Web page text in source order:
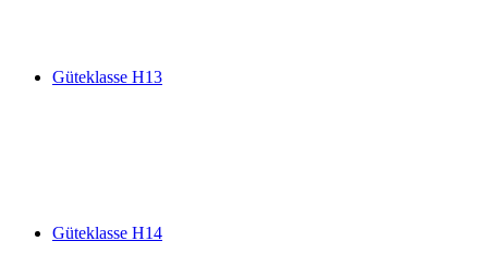
Güteklasse H13
Güteklasse H14